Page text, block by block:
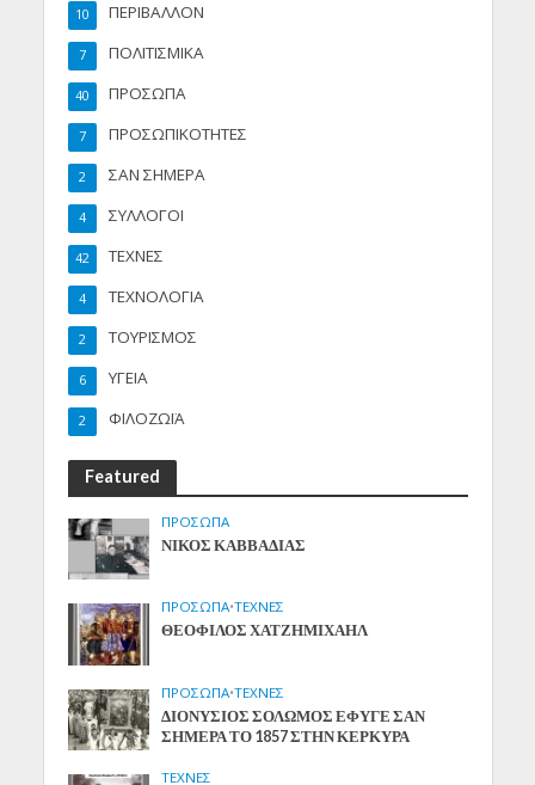
ΠΕΡΙΒΑΛΛΟΝ
10
ΠΟΛΙΤΙΣΜΙΚΑ
7
ΠΡΟΣΩΠΑ
40
ΠΡΟΣΩΠΙΚΟΤΗΤΕΣ
7
ΣΑΝ ΣΗΜΕΡΑ
2
ΣΥΛΛΟΓΟΙ
4
ΤΕΧΝΕΣ
42
ΤΕΧΝΟΛΟΓΙΑ
4
ΤΟΥΡΙΣΜΟΣ
2
ΥΓΕΙΑ
6
ΦΙΛΟΖΩΪΑ
2
Featured
ΠΡΟΣΩΠΑ
ΝΙΚΟΣ ΚΑΒΒΑΔΙΑΣ
ΠΡΟΣΩΠΑ•ΤΕΧΝΕΣ
ΘΕΟΦΙΛΟΣ ΧΑΤΖΗΜΙΧΑΗΛ
ΠΡΟΣΩΠΑ•ΤΕΧΝΕΣ
ΔΙΟΝΥΣΙΟΣ ΣΟΛΩΜΟΣ ΕΦΥΓΕ ΣΑΝ
ΣΗΜΕΡΑ ΤΟ 1857 ΣΤΗΝ ΚΕΡΚΥΡΑ
ΤΕΧΝΕΣ